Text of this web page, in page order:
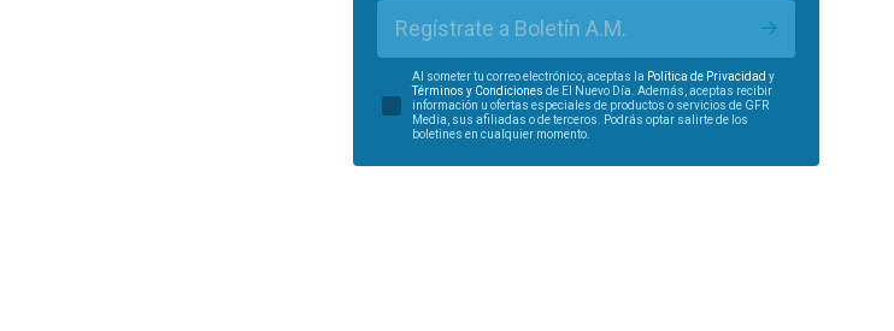
Regístrate a Boletín A.M.
Al someter tu correo electrónico, aceptas la Política de Privacidad y
Términos y Condiciones de El Nuevo Día. Además, aceptas recibir
información u ofertas especiales de productos o servicios de GFR
Media, sus afiliadas o de terceros. Podrás optar salirte de los
boletines en cualquier momento.